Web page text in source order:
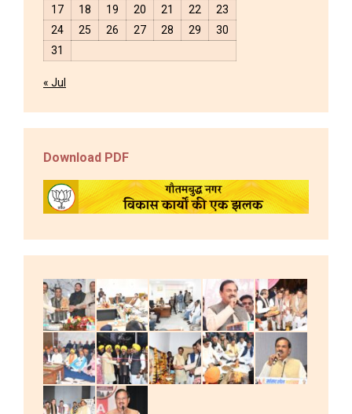
17
18 19 20 21 22
23
24
25 26 27 28 29
30
31
« Jul
Download PDF